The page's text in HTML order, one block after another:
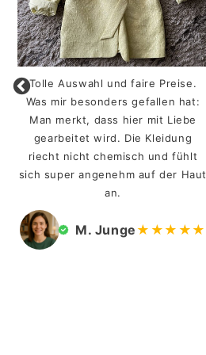
Tolle Auswahl und faire Preise.
Was mir besonders gefallen hat:
Man merkt, dass hier mit Liebe
gearbeitet wird. Die Kleidung
riecht nicht chemisch und fühlt
sich super angenehm auf der Haut
an.
M. Junge ★★★★★